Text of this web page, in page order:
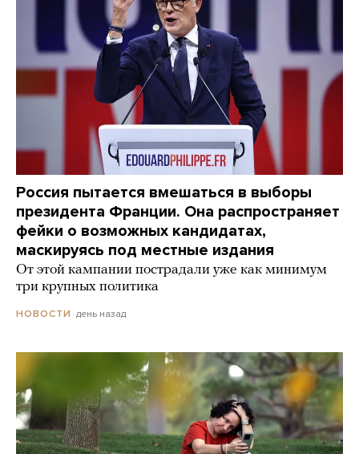
Россия пытается вмешаться в выборы
президента Франции. Она распространяет
фейки о возможных кандидатах,
маскируясь под местные издания
От этой кампании пострадали уже как минимум
три крупных политика
НОВОСТИ день назад